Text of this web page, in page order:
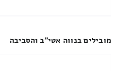
מובילים בנווה אטי"ב והסביבה